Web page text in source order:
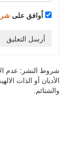
اُوافق على
أرسل التعليق
شروط النشر: عدم
الأديان أو الذات
والشتائم.